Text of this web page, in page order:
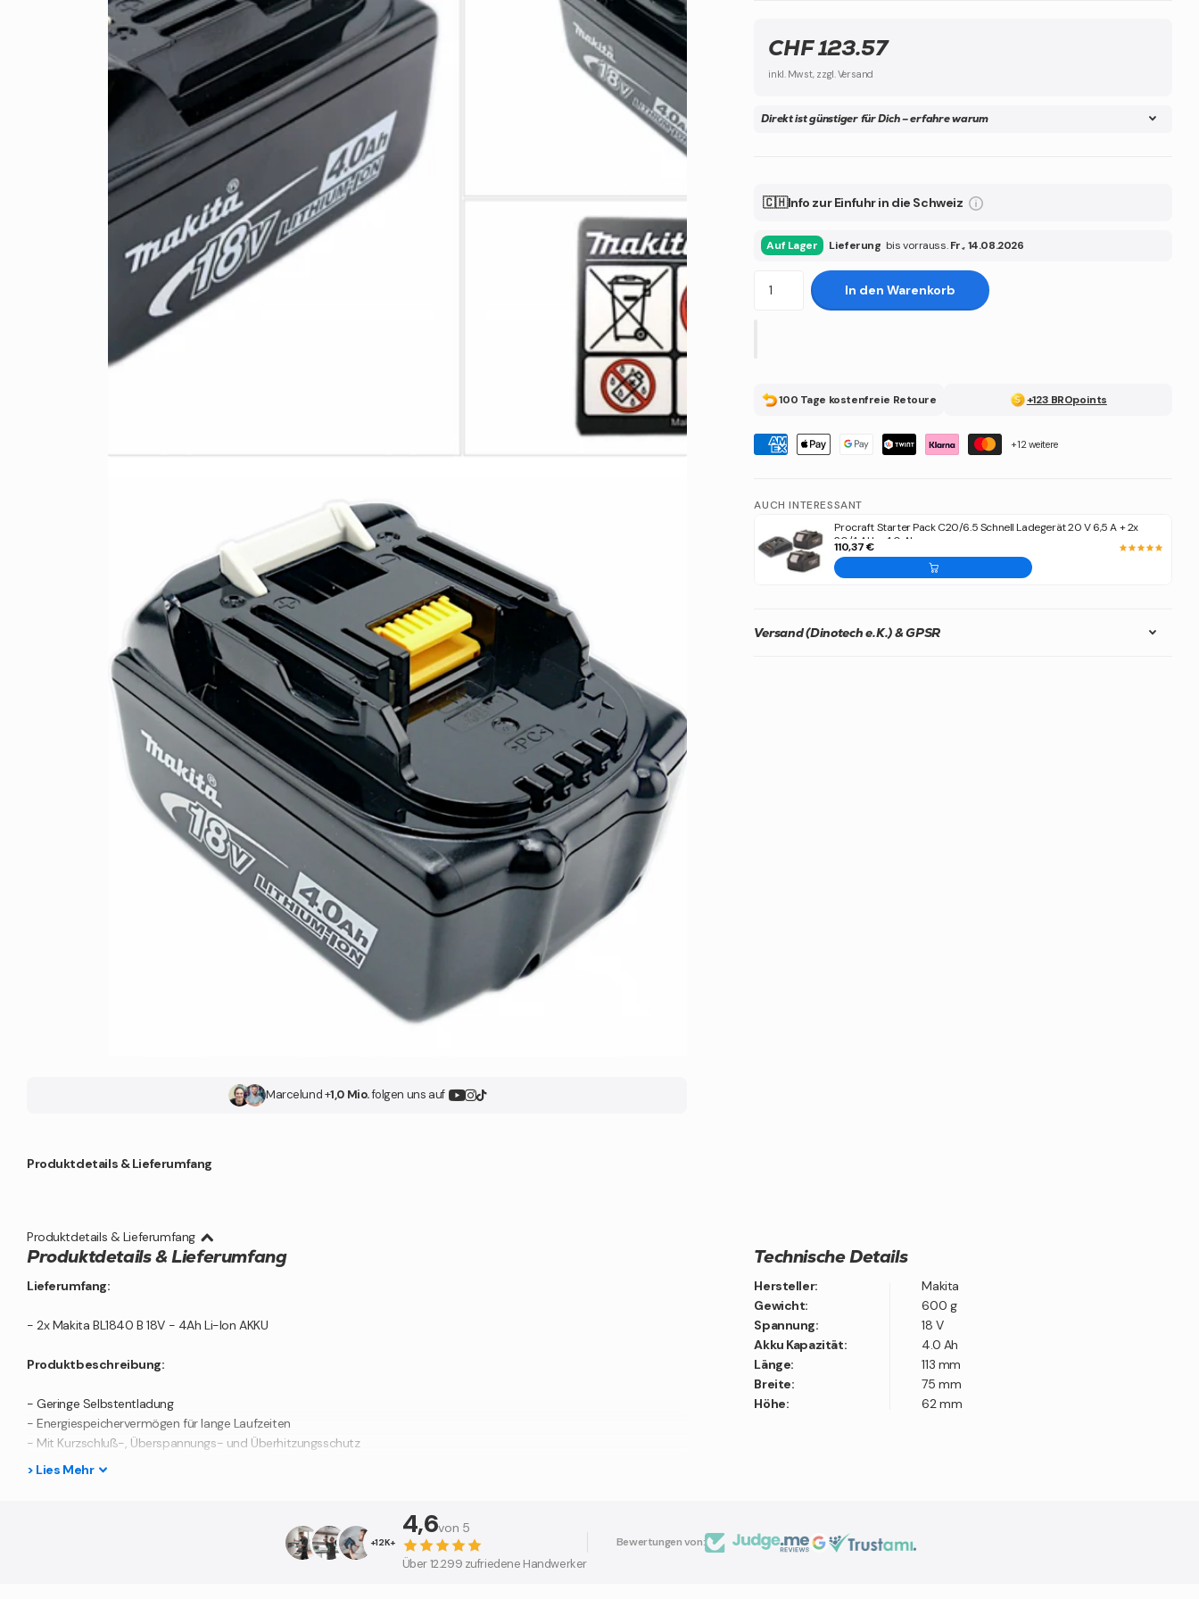
Marcelund +1,0 Mio.folgen uns auf
CHF 123.57
inkl. Mwst, zzgl. Versand
Direkt ist günstiger für Dich – erfahre warum
🇨🇭Info zur Einfuhr in die Schweiz
Auf Lager Lieferung bis vorrauss.Fr., 14.08.2026
In den Warenkorb
100 Tage kostenfreie Retoure +123 BROpoints
+12 weitere
AUCH INTERESSANT
Procraft Starter Pack C20/6.5 Schnell Ladegerät 20 V 6,5 A + 2x
20/4 Akku 4,0 Ah
110,37 €
Versand (Dinotech e.K.) & GPSR
Produktdetails & Lieferumfang
Produktdetails & Lieferumfang
Produktdetails & Lieferumfang
Lieferumfang:
- 2x Makita BL1840 B 18V - 4Ah Li-Ion AKKU
Produktbeschreibung:
- Geringe Selbstentladung
- Energiespeichervermögen für lange Laufzeiten
- Mit Kurzschluß-, Überspannungs- und Überhitzungsschutz
> Lies Mehr
Technische Details
Hersteller:
Makita
Gewicht:
600 g
Spannung:
18 V
Akku Kapazität:
4.0 Ah
Länge:
113 mm
Breite:
75 mm
Höhe:
62 mm
+12K+
4,6von 5
Über 12.299 zufriedene Handwerker
Bewertungen von: